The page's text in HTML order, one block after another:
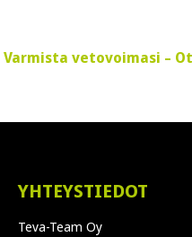
Varmista vetovoimasi –
YHTEYSTIEDOT
Teva-Team Oy